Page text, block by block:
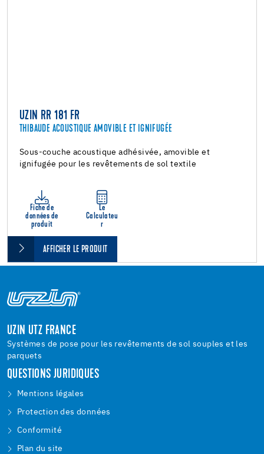
UZIN RR 181 FR
THIBAUDE ACOUSTIQUE AMOVIBLE ET IGNIFUGÉE
Sous-couche acoustique adhésivée, amovible et
ignifugée pour les revêtements de sol textile
Fiche de
données de
produit
Le
Calculateu
r
AFFICHER LE PRODUIT
UZIN UTZ FRANCE
Systèmes de pose pour les revêtements de sol souples et les
parquets
QUESTIONS JURIDIQUES
Mentions légales
Protection des données
Conformité
Plan du site